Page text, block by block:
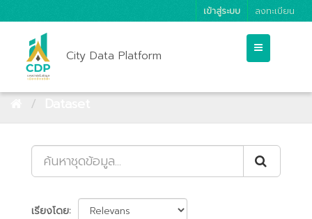
เข้าสู่ระบบ ลงทะเบียน
City Data Platform
เรียงโดย